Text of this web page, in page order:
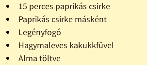
15 perces paprikás csirke
Paprikás csirke másként
Legényfogó
Hagymaleves kakukkfûvel
Alma töltve